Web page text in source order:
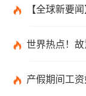
【全球新要闻】有条件
世界热点！故意伤害致
产假期间工资如